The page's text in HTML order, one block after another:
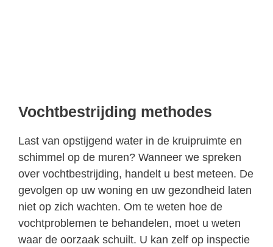
Vochtbestrijding methodes
Last van opstijgend water in de kruipruimte en
schimmel op de muren? Wanneer we spreken
over vochtbestrijding, handelt u best meteen. De
gevolgen op uw woning en uw gezondheid laten
niet op zich wachten. Om te weten hoe de
vochtproblemen te behandelen, moet u weten
waar de oorzaak schuilt. U kan zelf op inspectie